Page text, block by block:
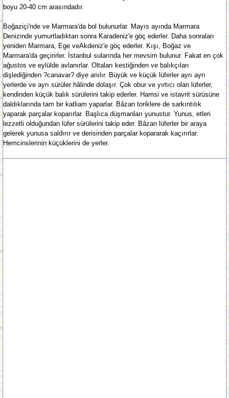
boyu 20-40 cm arasındadır.
Boğaziçi'nde ve Marmara'da bol bulunurlar. Mayıs ayında Marmara
Denizinde yumurtladıktan sonra Karadeniz'e göç ederler. Daha sonraları
yeniden Marmara, Ege veAkdeniz'e göç ederler. Kışı, Boğaz ve
Marmara'da geçirirler. İstanbul sularında her mevsim bulunur. Fakat en çok
ağustos ve eylülde avlanırlar. Oltaları kestiğinden ve balıkçıları
dişlediğinden ?canavar? diye anılır. Büyük ve küçük lüferler ayrı ayrı
yerlerde ve ayrı sürüler hâlinde dolaşır. Çok obur ve yırtıcı olan lüferler,
kendinden küçük balık sürülerini takip ederler. Hamsi ve istavrit sürüsüne
daldıklarında tam bir katliam yaparlar. Bâzan toriklere de sarkıntılık
yaparak parçalar koparırlar. Başlıca düşmanları yunustur. Yunus, etleri
lezzetli olduğundan lüfer sürülerini takip eder. Bâzan lüferler bir araya
gelerek yunusa saldırır ve derisinden parçalar kopararak kaçırırlar.
Hemcinslerinin küçüklerini de yerler.